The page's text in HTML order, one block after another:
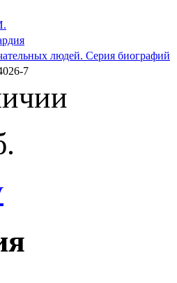
людей. Серия биографий
7